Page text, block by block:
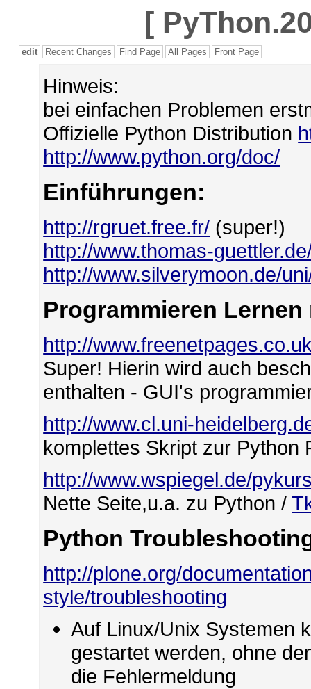
[
edit Recent Changes Find Page All Pages Front Page
Hinweis:
bei einfachen Problemen
Offizielle Python Distribution
http://www.python.org/doc/
Einführungen:
http://rgruet.free.fr/ (super!)
http://www.thomas-
http://www.silverymoon.de/
Programmieren Lernen
http://
Super! Hierin wird auch
enthalten - GUI's
http://www.cl.uni-
komplettes Skript zur Python
http://www.wspiegel.de/
Nette Seite,u.a. zu Python /
Python
http://plone.org/
style/troubleshooting
Auf Linux/Unix Systemen
gestartet werden, ohne
die Fehlermeldung